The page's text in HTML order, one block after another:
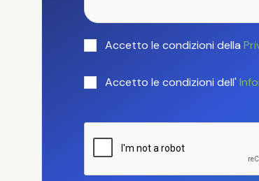
Accetto le condizioni della
Accetto le condizioni dell'